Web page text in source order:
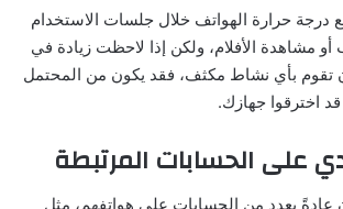
درجة حرارة الهواتف خلال جلسات الاستخدام
أو مشاهدة الأفلام، ولكن إذا لاحظت زيادة في
تقوم بأي نشاط مكثف، فقد يكون من المحتمل
اخترقوا جهازك.
على الحسابات المرتبطة
بعدد من الحسابات على هواتفهم، مثل